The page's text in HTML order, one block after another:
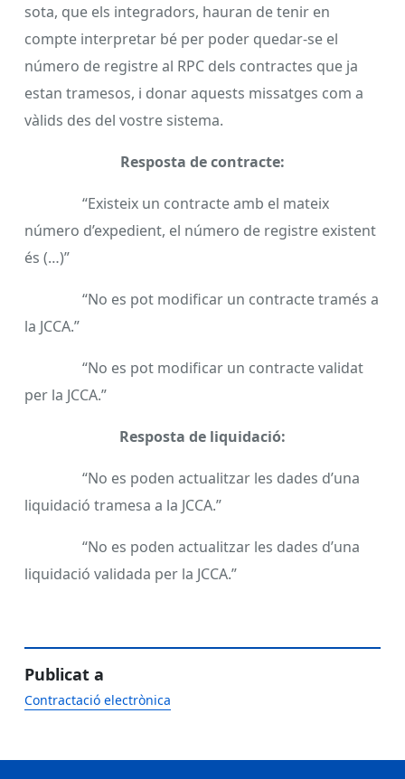
sota, que els integradors, hauran de tenir en
compte interpretar bé per poder quedar-se el
número de registre al RPC dels contractes que ja
estan tramesos, i donar aquests missatges com a
vàlids des del vostre sistema.
Resposta de contracte:
“Existeix un contracte amb el mateix
número d’expedient, el número de registre existent
és (…)”
“No es pot modificar un contracte tramés a
la JCCA.”
“No es pot modificar un contracte validat
per la JCCA.”
Resposta de liquidació:
“No es poden actualitzar les dades d’una
liquidació tramesa a la JCCA.”
“No es poden actualitzar les dades d’una
liquidació validada per la JCCA.”
Publicat a
Contractació electrònica